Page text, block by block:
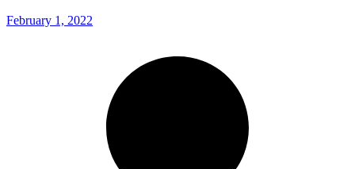
February 1, 2022